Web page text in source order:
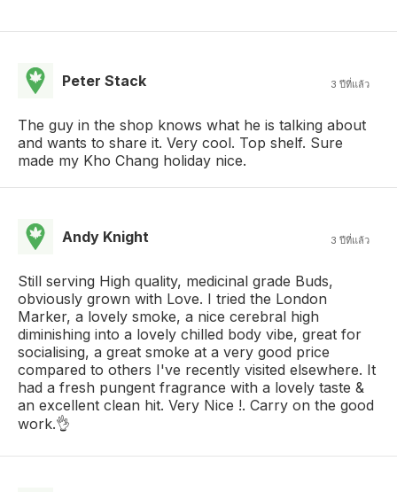
Peter Stack 3 ปีที่แล้ว
The guy in the shop knows what he is talking about
and wants to share it. Very cool. Top shelf. Sure
made my Kho Chang holiday nice.
Andy Knight 3 ปีที่แล้ว
Still serving High quality, medicinal grade Buds,
obviously grown with Love. I tried the London
Marker, a lovely smoke, a nice cerebral high
diminishing into a lovely chilled body vibe, great for
socialising, a great smoke at a very good price
compared to others I've recently visited elsewhere. It
had a fresh pungent fragrance with a lovely taste &
an excellent clean hit. Very Nice !. Carry on the good
work.👌